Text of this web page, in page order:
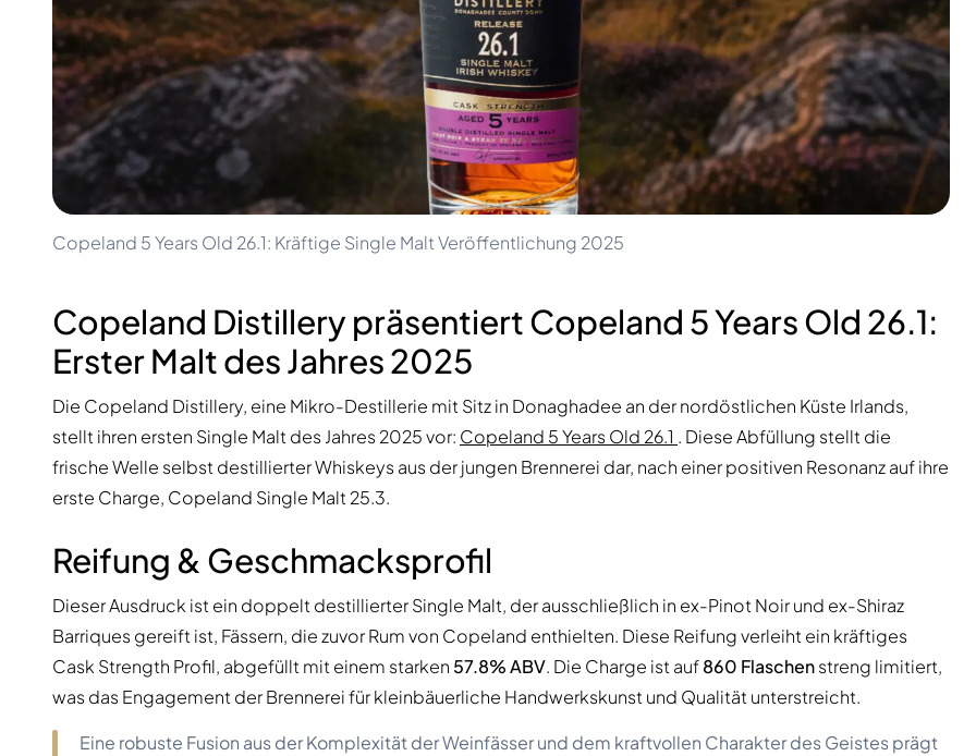
200-500€
Kommende Veröffentlichungen
Kollektionen
Kundenfavoriten
Rar & Sammlerstück
Limitierte Auflagen
Geschlossene Brennerei
Süßer Whisky
Diplomatico
Don Julio
Gin Mare
Mangabeiras
Hennessy
Remy Martin
Ron Zacapa
Copeland 5 Years Old 26.1: Kräftige Single Malt Veröffentlichung 2025
Copeland Distillery präsentiert Copeland 5 Years Old 26.1:
Erster Malt des Jahres 2025
Die Copeland Distillery, eine Mikro-Destillerie mit Sitz in Donaghadee an der nordöstlichen Küste Irlands,
stellt ihren ersten Single Malt des Jahres 2025 vor: Copeland 5 Years Old 26.1 . Diese Abfüllung stellt die
frische Welle selbst destillierter Whiskeys aus der jungen Brennerei dar, nach einer positiven Resonanz auf ihre
erste Charge, Copeland Single Malt 25.3.
Reifung & Geschmacksprofil
Dieser Ausdruck ist ein doppelt destillierter Single Malt, der ausschließlich in ex-Pinot Noir und ex-Shiraz
Barriques gereift ist, Fässern, die zuvor Rum von Copeland enthielten. Diese Reifung verleiht ein kräftiges
Cask Strength Profil, abgefüllt mit einem starken 57.8% ABV. Die Charge ist auf860 Flaschenstreng limitiert,
was das Engagement der Brennerei für kleinbäuerliche Handwerkskunst und Qualität unterstreicht.
Eine robuste Fusion aus der Komplexität der Weinfässer und dem kraftvollen Charakter des Geistes prägt